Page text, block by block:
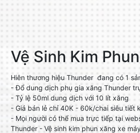
Vệ Sinh Kim
Hiên thương hiệu Thunder đang có 1
- Đổ dung dịch phụ gia xăng Thunder
- Tỷ lệ 50ml dung dịch với 10 lít xăng
- Giá bán lẻ chỉ 40K - 60k/chai siêu tiết
- Mọi người có thể mua trực tiếp tại
Thunder - Vệ sinh kim phun xăng xe